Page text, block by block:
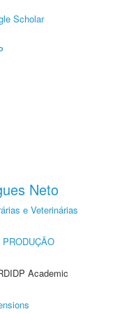
Scholar
Neto
e Veterinárias
Academic